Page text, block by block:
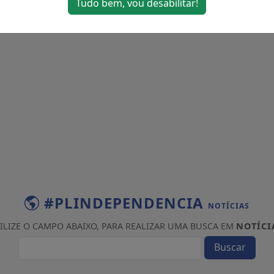
#PLINDEPENDENCIA NOTÍCIAS
O CAMPO ABAIXO, PARA REALIZAR UMA BUSCA EM
Buscar
Tudo bem, vou desabilitar!